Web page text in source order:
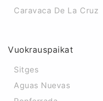
Caravaca De La Cruz
Vuokrauspaikat
Sitges
Aguas Nuevas